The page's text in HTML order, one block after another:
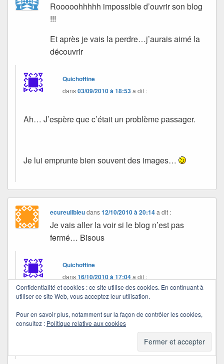
Rooooohhhhh impossible d’ouvrir son blog
!!!
Et après je vais la perdre…j’aurais aimé la
découvrir
Quichottine
dans03/09/2010 à 18:53a dit :
Ah… J’espère que c’était un problème passager.
Je lui emprunte bien souvent des images…
ecureuilbleudans12/10/2010 à 20:14 a dit :
Je vais aller la voir si le blog n’est pas
fermé… Bisous
Quichottine
dans16/10/2010 à 17:04a dit :
Ouf !
Confidentialité et cookies : ce site utilise des cookies. En continuant à
utiliser ce site Web, vous acceptez leur utilisation.
Pour en savoir plus, notamment sur la façon de contrôler les cookies,
consultez : Politique relative aux cookies